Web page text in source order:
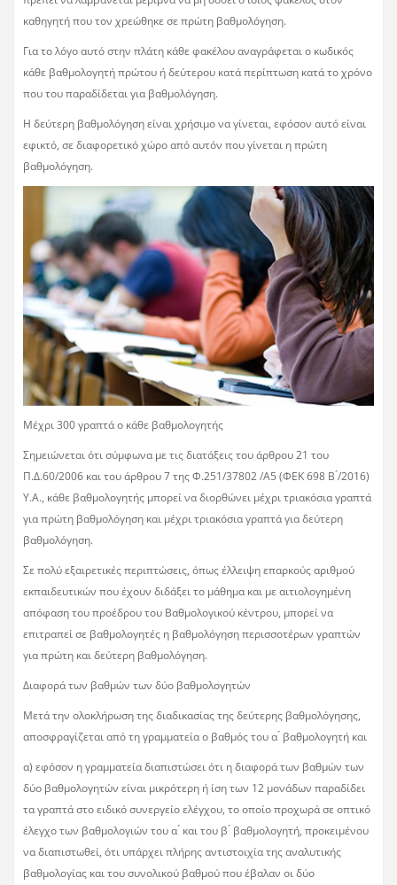
καθηγητή που τον χρεώθηκε σε πρώτη βαθμολόγηση.
Για το λόγο αυτό στην πλάτη κάθε φακέλου αναγράφεται ο κωδικός
κάθε βαθμολογητή πρώτου ή δεύτερου κατά περίπτωση κατά το χρόνο
που του παραδίδεται για βαθμολόγηση.
Η δεύτερη βαθμολόγηση είναι χρήσιμο να γίνεται, εφόσον αυτό είναι
εφικτό, σε διαφορετικό χώρο από αυτόν που γίνεται η πρώτη
βαθμολόγηση.
Μέχρι 300 γραπτά ο κάθε βαθμολογητής
Σημειώνεται ότι σύμφωνα με τις διατάξεις του άρθρου 21 του
Π.Δ.60/2006 και του άρθρου 7 της Φ.251/37802 /Α5 (ΦΕΚ 698 Β ́/2016)
Υ.Α., κάθε βαθμολογητής μπορεί να διορθώνει μέχρι τριακόσια γραπτά
για πρώτη βαθμολόγηση και μέχρι τριακόσια γραπτά για δεύτερη
βαθμολόγηση.
Σε πολύ εξαιρετικές περιπτώσεις, όπως έλλειψη επαρκούς αριθμού
εκπαιδευτικών που έχουν διδάξει το μάθημα και με αιτιολογημένη
απόφαση του προέδρου του Βαθμολογικού κέντρου, μπορεί να
επιτραπεί σε βαθμολογητές η βαθμολόγηση περισσοτέρων γραπτών
για πρώτη και δεύτερη βαθμολόγηση.
Διαφορά των βαθμών των δύο βαθμολογητών
Μετά την ολοκλήρωση της διαδικασίας της δεύτερης βαθμολόγησης,
αποσφραγίζεται από τη γραμματεία ο βαθμός του α ́ βαθμολογητή και
α) εφόσον η γραμματεία διαπιστώσει ότι η διαφορά των βαθμών των
δύο βαθμολογητών είναι μικρότερη ή ίση των 12 μονάδων παραδίδει
τα γραπτά στο ειδικό συνεργείο ελέγχου, το οποίο προχωρά σε οπτικό
έλεγχο των βαθμολογιών του α ́ και του β ́ βαθμολογητή, προκειμένου
να διαπιστωθεί, ότι υπάρχει πλήρης αντιστοιχία της αναλυτικής
βαθμολογίας και του συνολικού βαθμού που έβαλαν οι δύο